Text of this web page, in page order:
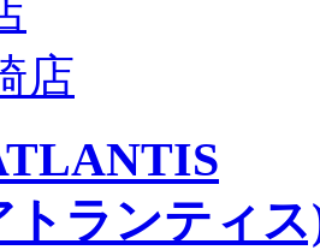
店
トランティ